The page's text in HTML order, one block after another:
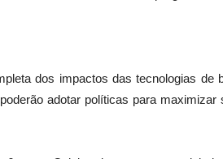
dos impactos das tecnologias de
adotar políticas para maximizar